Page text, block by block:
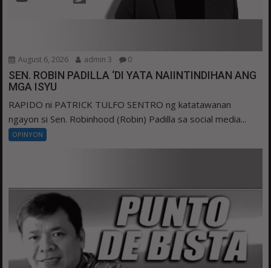
August 6, 2026 admin 3 0
SEN. ROBIN PADILLA ‘DI YATA NAIINTINDIHAN ANG
MGA ISYU
RAPIDO ni PATRICK TULFO SENTRO ng katatawanan
ngayon si Sen. Robinhood (Robin) Padilla sa social media...
OPINYON